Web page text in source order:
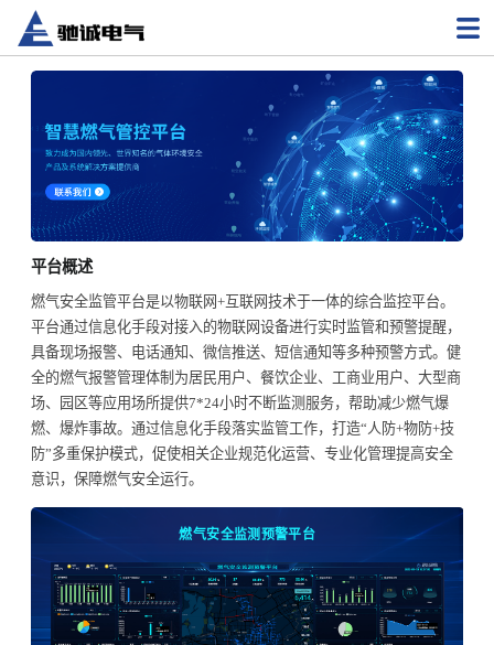
平台概述
燃气安全监管平台是以物联网+互联网技术于一体的综合监控平台。
平台通过信息化手段对接入的物联网设备进行实时监管和预警提醒，
具备现场报警、电话通知、微信推送、短信通知等多种预警方式。健
全的燃气报警管理体制为居民用户、餐饮企业、工商业用户、大型商
场、园区等应用场所提供7*24小时不断监测服务，帮助减少燃气爆
燃、爆炸事故。通过信息化手段落实监管工作，打造“人防+物防+技
防”多重保护模式，促使相关企业规范化运营、专业化管理提高安全
意识，保障燃气安全运行。
燃气安全监测预警平台